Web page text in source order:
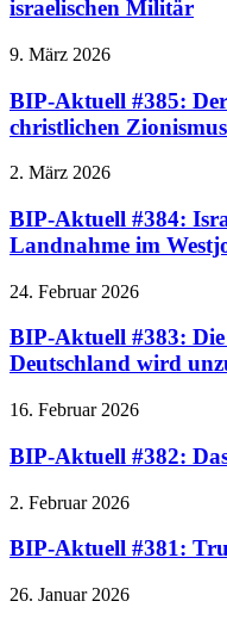
israelischen Militär
9. März 2026
BIP-Aktuell #385:
christlichen Zionismus
2. März 2026
BIP-Aktuell #384:
Landnahme im
24. Februar 2026
BIP-Aktuell #383:
Deutschland wird
16. Februar 2026
BIP-Aktuell #382:
2. Februar 2026
BIP-Aktuell #381:
26. Januar 2026